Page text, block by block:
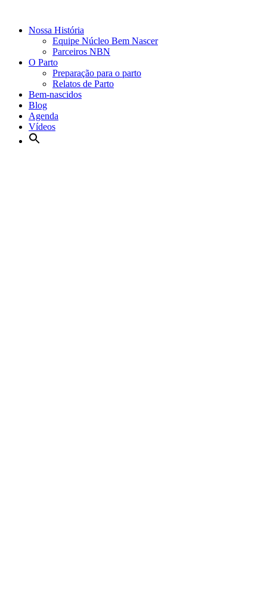
Nossa História
Equipe Núcleo Bem Nascer
Parceiros NBN
O Parto
Preparação para o parto
Relatos de Parto
Bem-nascidos
Blog
Agenda
Vídeos